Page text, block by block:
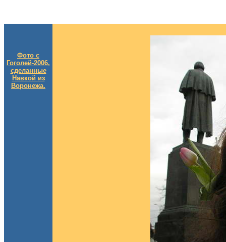
Фото с
Гоголей-2006,
сделанные
Навкой из
Воронежа.